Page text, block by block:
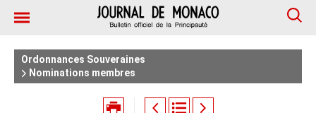
Ordonnances Souveraines
Nominations membres